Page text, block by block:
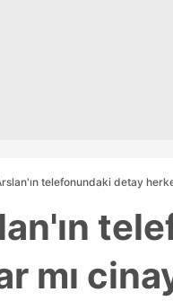
telefonundaki detay
mı